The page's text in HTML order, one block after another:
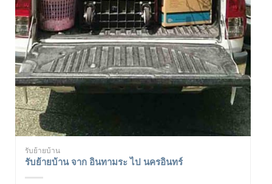
รับย้ายบ้าน
รับย้ายบ้าน จาก อินทามระ ไป นครอินทร์